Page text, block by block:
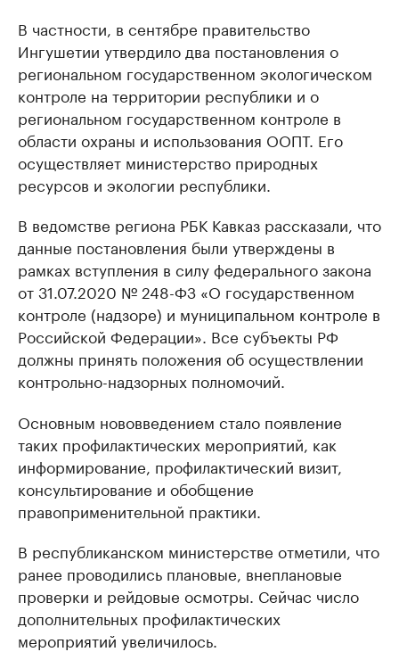
В частности, в сентябре правительство
Ингушетии утвердило два постановления о
региональном государственном экологическом
контроле на территории республики и о
региональном государственном контроле в
области охраны и использования ООПТ. Его
осуществляет министерство природных
ресурсов и экологии республики.
В ведомстве региона РБК Кавказ рассказали, что
данные постановления были утверждены в
рамках вступления в силу федерального закона
от 31.07.2020 № 248-ФЗ «О государственном
контроле (надзоре) и муниципальном контроле в
Российской Федерации». Все субъекты РФ
должны принять положения об осуществлении
контрольно-надзорных полномочий.
Основным нововведением стало появление
таких профилактических мероприятий, как
информирование, профилактический визит,
консультирование и обобщение
правоприменительной практики.
В республиканском министерстве отметили, что
ранее проводились плановые, внеплановые
проверки и рейдовые осмотры. Сейчас число
дополнительных профилактических
мероприятий увеличилось.